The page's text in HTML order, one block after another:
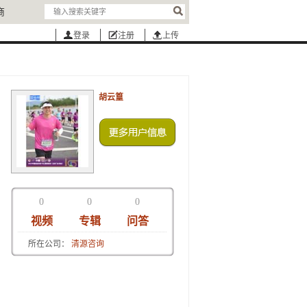
上传
注册
登录
胡云篁
0
视频
0
专辑
0
问答
所在公司： 清源咨询